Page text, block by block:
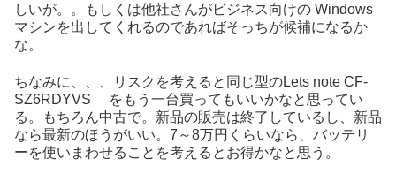
しいが。。もしくは他社さんがビジネス向けの Windows
マシンを出してくれるのであればそっちが候補になるか
な。
ちなみに、、、リスクを考えると同じ型のLets note CF-
SZ6RDYVS をもう一台買ってもいいかなと思ってい
る。もちろん中古で。新品の販売は終了しているし、新品
なら最新のほうがいい。7～8万円くらいなら、バッテリ
ーを使いまわせることを考えるとお得かなと思う。